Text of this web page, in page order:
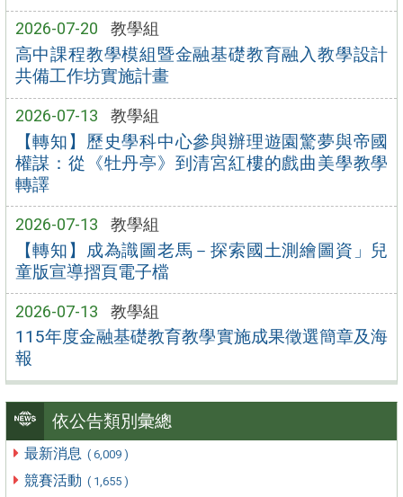
2026-07-20 教學組
高中課程教學模組暨金融基礎教育融入教學設計
共備工作坊實施計畫
2026-07-13 教學組
【轉知】歷史學科中心參與辦理遊園驚夢與帝國
權謀：從《牡丹亭》到清宮紅樓的戲曲美學教學
轉譯
2026-07-13 教學組
【轉知】成為識圖老馬－探索國土測繪圖資」兒
童版宣導摺頁電子檔
2026-07-13 教學組
115年度金融基礎教育教學實施成果徵選簡章及海
報
依公告類別彙總
最新消息 ( 6,009 )
競賽活動 ( 1,655 )